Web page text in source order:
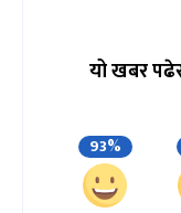
यो खबर
93%